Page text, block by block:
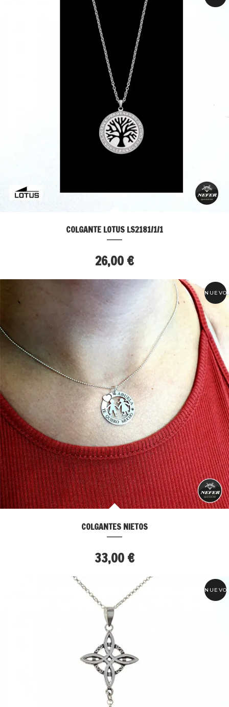
COLGANTE LOTUS LS2181/1/1
26,00 €
NUEVO
COLGANTES NIETOS
33,00 €
NUEVO